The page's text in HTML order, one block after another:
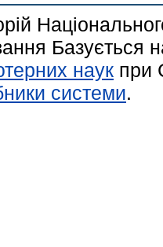
Базується
наук при
системи.